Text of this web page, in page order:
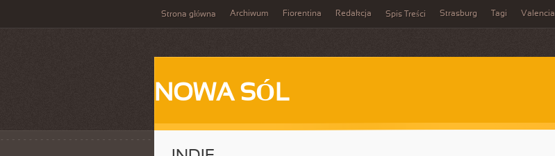
Strona główna Archiwum Fiorentina Redakcja Spis Treści Strasburg Tagi Valencia
NOWA SÓL